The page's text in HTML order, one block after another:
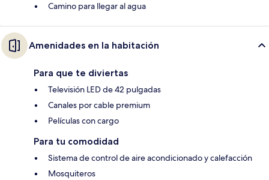
Camino para llegar al agua
Amenidades en la habitación
Para que te diviertas
Televisión LED de 42 pulgadas
Canales por cable premium
Películas con cargo
Para tu comodidad
Sistema de control de aire acondicionado y calefacción
Mosquiteros